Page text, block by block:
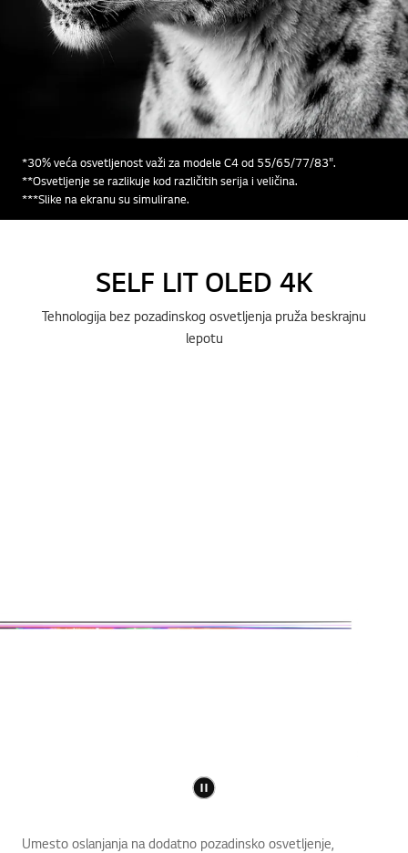
*30% veća osvetljenost važi za modele C4 od 55/65/77/83".
**Osvetljenje se razlikuje kod različitih serija i veličina.
***Slike na ekranu su simulirane.
SELF LIT OLED 4K
Tehnologija bez pozadinskog osvetljenja pruža beskrajnu
lepotu
Umesto oslanjanja na dodatno pozadinsko osvetljenje,